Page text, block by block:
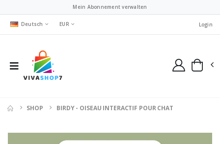
Mein Abonnement verwalten
Deutsch EUR Login
SHOP BIRDY - OISEAU INTERACTIF POUR CHAT